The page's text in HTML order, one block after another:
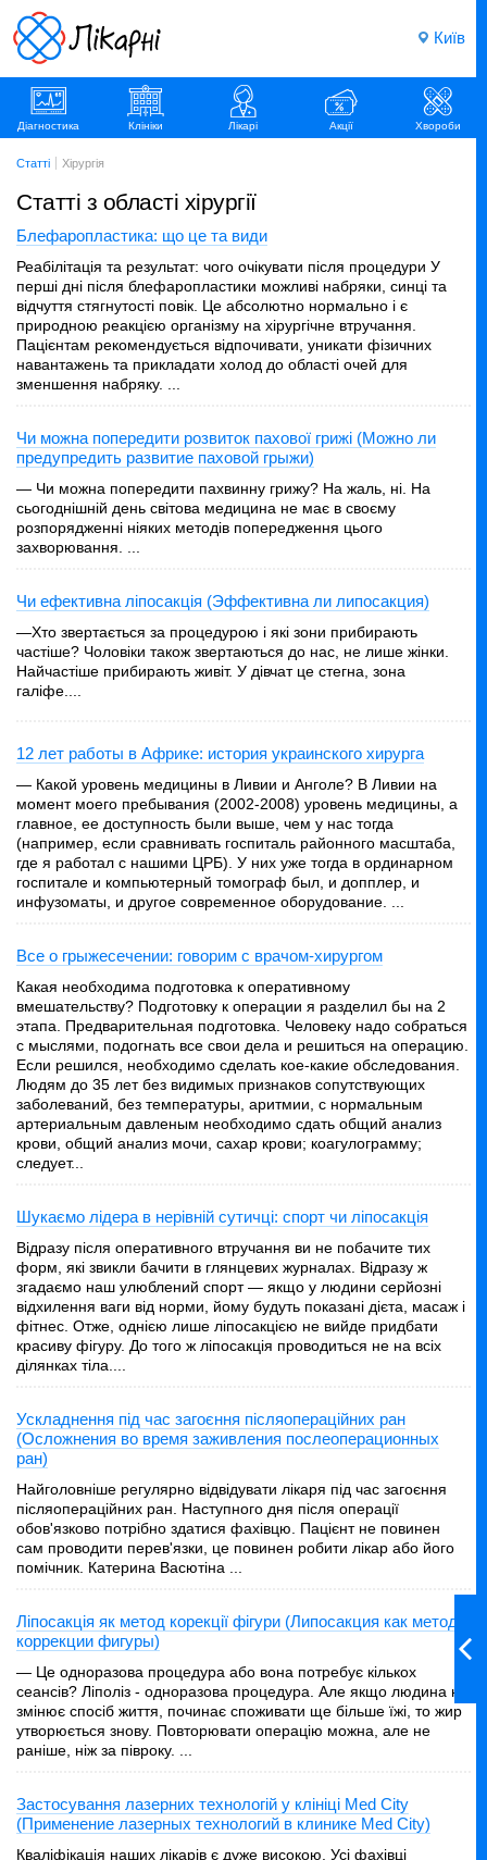
Київ
Діагностика Клініки Лікарі Акції Хвороби
Статті Хірургія
Статті з області хірургії
Блефаропластика: що це та види
Реабілітація та результат: чого очікувати після процедури У
перші дні після блефаропластики можливі набряки, синці та
відчуття стягнутості повік. Це абсолютно нормально і є
природною реакцією організму на хірургічне втручання.
Пацієнтам рекомендується відпочивати, уникати фізичних
навантажень та прикладати холод до області очей для
зменшення набряку. ...
Чи можна попередити розвиток пахової грижі (Можно ли
предупредить развитие паховой грыжи)
— Чи можна попередити пахвинну грижу? На жаль, ні. На
сьогоднішній день світова медицина не має в своєму
розпорядженні ніяких методів попередження цього
захворювання. ...
Чи ефективна ліпосакція (Эффективна ли липосакция)
—Хто звертається за процедурою і які зони прибирають
частіше? Чоловіки також звертаються до нас, не лише жінки.
Найчастіше прибирають живіт. У дівчат це стегна, зона
галіфе....
12 лет работы в Африке: история украинского хирурга
— Какой уровень медицины в Ливии и Анголе? В Ливии на
момент моего пребывания (2002-2008) уровень медицины, а
главное, ее доступность были выше, чем у нас тогда
(например, если сравнивать госпиталь районного масштаба,
где я работал с нашими ЦРБ). У них уже тогда в ординарном
госпитале и компьютерный томограф был, и допплер, и
инфузоматы, и другое современное оборудование. ...
Все о грыжесечении: говорим с врачом-хирургом
Какая необходима подготовка к оперативному
вмешательству? Подготовку к операции я разделил бы на 2
этапа. Предварительная подготовка. Человеку надо собраться
с мыслями, подогнать все свои дела и решиться на операцию.
Если решился, необходимо сделать кое-какие обследования.
Людям до 35 лет без видимых признаков сопутствующих
заболеваний, без температуры, аритмии, с нормальным
артериальным давленым необходимо сдать общий анализ
крови, общий анализ мочи, сахар крови; коагулограмму;
следует...
Шукаємо лідера в нерівній сутичці: спорт чи ліпосакція
Відразу після оперативного втручання ви не побачите тих
форм, які звикли бачити в глянцевих журналах. Відразу ж
згадаємо наш улюблений спорт — якщо у людини серйозні
відхилення ваги від норми, йому будуть показані дієта, масаж і
фітнес. Отже, однією лише ліпосакцією не вийде придбати
красиву фігуру. До того ж ліпосакція проводиться не на всіх
ділянках тіла....
Ускладнення під час загоєння післяопераційних ран
(Осложнения во время заживления послеоперационных
ран)
Найголовніше регулярно відвідувати лікаря під час загоєння
післяопераційних ран. Наступного дня після операції
обов'язково потрібно здатися фахівцю. Пацієнт не повинен
сам проводити перев'язки, це повинен робити лікар або його
помічник. Катерина Васютіна ...
Ліпосакція як метод корекції фігури (Липосакция как метод
коррекции фигуры)
— Це одноразова процедура або вона потребує кількох
сеансів? Ліполіз - одноразова процедура. Але якщо людина не
змінює спосіб життя, починає споживати ще більше їжі, то жир
утворюється знову. Повторювати операцію можна, але не
раніше, ніж за півроку. ...
Застосування лазерних технологій у клініці Med City
(Применение лазерных технологий в клинике Med City)
Кваліфікація наших лікарів є дуже високою. Усі фахівці